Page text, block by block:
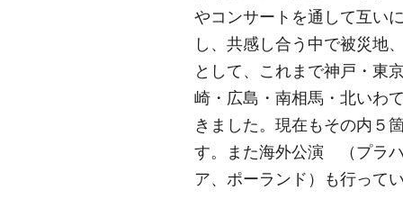
やコンサートを通して互い
し、共感し合う中で被災地
として、これまで神戸・東
崎・広島・南相馬・北いわ
きました。現在もその内５
す。また海外公演 （プラ
ア、ポーランド）も行って